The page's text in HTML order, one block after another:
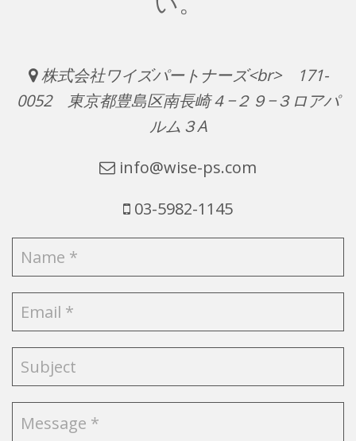
株式会社ワイズパートナーズ<br> 171-
0052 東京都豊島区南長崎４−２９−３ロアパ
ルム３A
info@wise-ps.com
03-5982-1145